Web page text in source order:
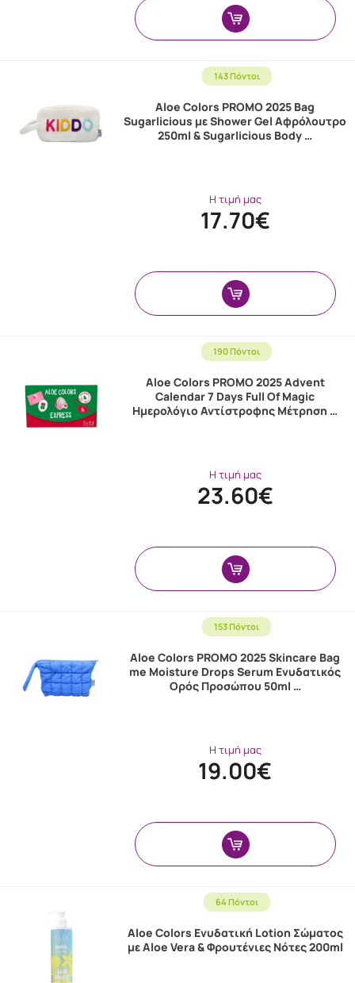
143 Πόντοι
Aloe Colors PROMO 2025 Bag
Sugarlicious με Shower Gel Αφρόλουτρο
250ml & Sugarlicious Body …
Η τιμή μας
17.70€
190 Πόντοι
Aloe Colors PROMO 2025 Advent
Calendar 7 Days Full Of Magic
Ημερολόγιο Αντίστροφης Μέτρηση …
Η τιμή μας
23.60€
153 Πόντοι
Aloe Colors PROMO 2025 Skincare Bag
me Moisture Drops Serum Ενυδατικός
Ορός Προσώπου 50ml …
Η τιμή μας
19.00€
64 Πόντοι
Aloe Colors Ενυδατική Lotion Σώματος
με Aloe Vera & Φρουτένιες Νότες 200ml